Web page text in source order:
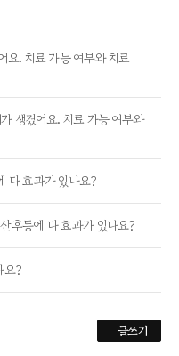
요. 치료 가능 여부와 치료
생겼어요. 치료 가능 여부와
다 효과가 있나요?
후통에 다 효과가 있나요?
요?
글쓰기